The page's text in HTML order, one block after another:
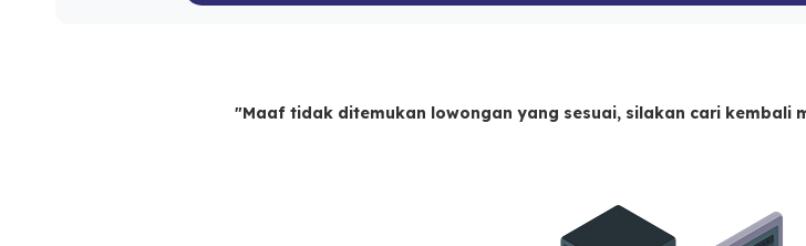
"Maaf tidak ditemukan lowongan yang sesuai, silakan cari kembali